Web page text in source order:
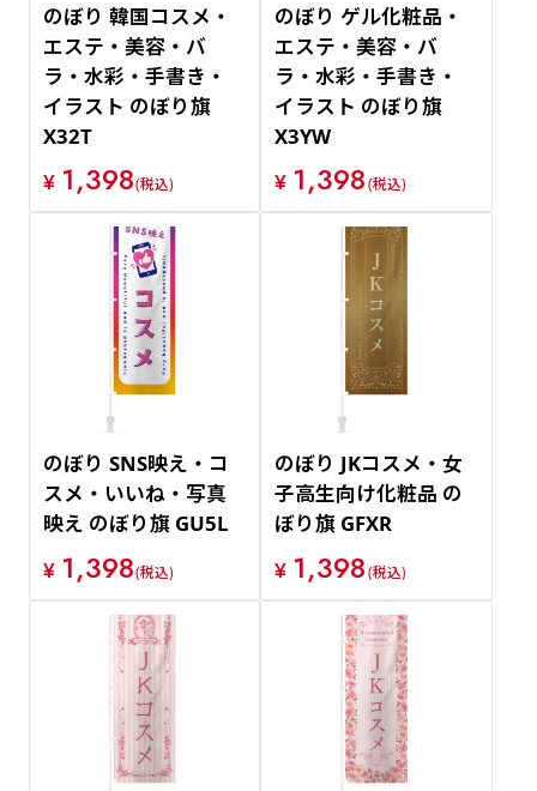
のぼり 韓国コスメ・
エステ・美容・バ
ラ・水彩・手書き・
イラスト のぼり旗
X32T
¥ 1,398(税込)
のぼり ゲル化粧品・
エステ・美容・バ
ラ・水彩・手書き・
イラスト のぼり旗
X3YW
¥ 1,398(税込)
のぼり SNS映え・コ
スメ・いいね・写真
映え のぼり旗 GU5L
¥ 1,398(税込)
のぼり JKコスメ・女
子高生向け化粧品 の
ぼり旗 GFXR
¥ 1,398(税込)